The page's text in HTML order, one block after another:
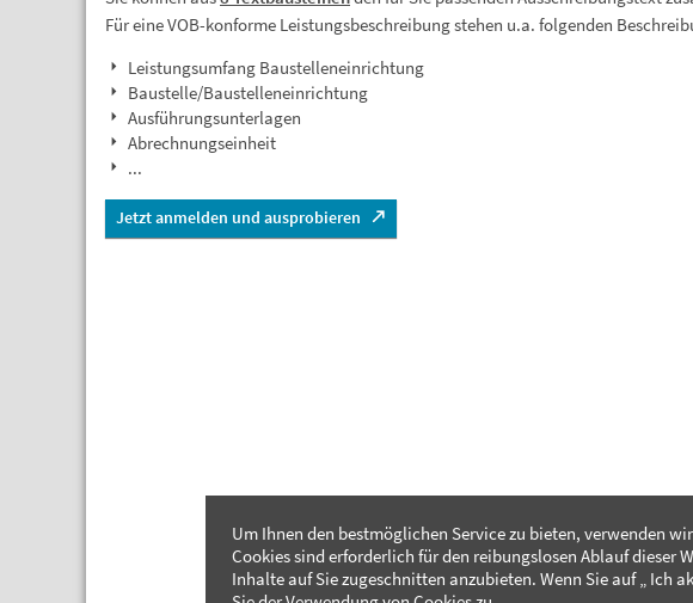
Für eine VOB-konforme Leistungsbeschreibung stehen u.a. folgenden
Leistungsumfang Baustelleneinrichtung
Baustelle/Baustelleneinrichtung
Ausführungsunterlagen
Abrechnungseinheit
...
Jetzt anmelden und ausprobieren
Um Ihnen den bestmöglichen Service zu bieten, verwenden
Cookies sind erforderlich für den reibungslosen Ablauf dieser
Inhalte auf Sie zugeschnitten anzubieten. Wenn Sie auf „ Ich